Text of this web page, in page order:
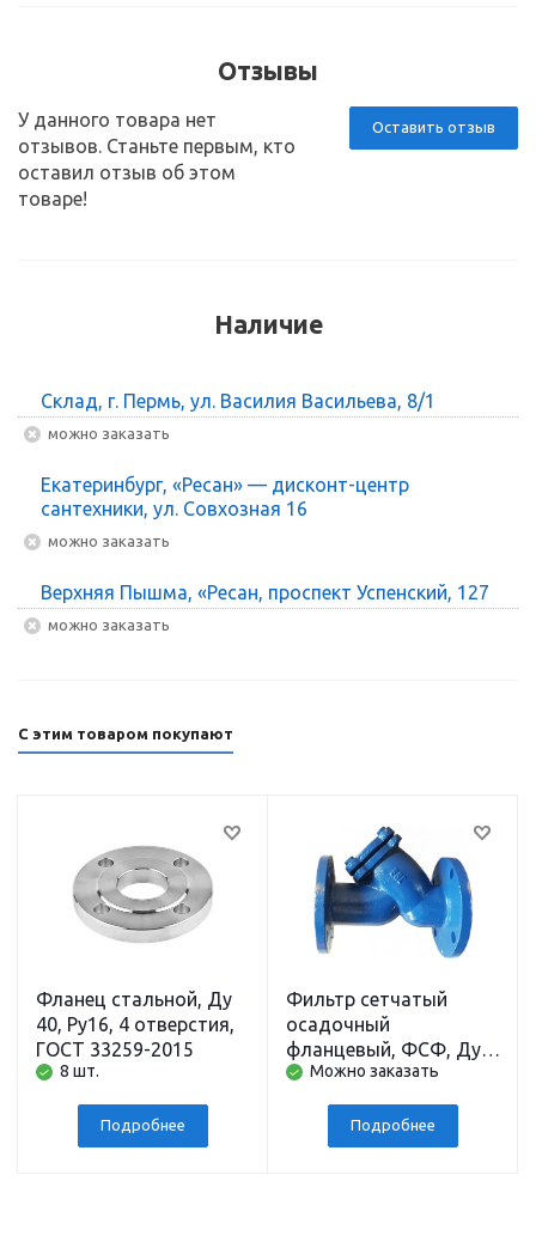
Отзывы
Оставить отзыв
У данного товара нет
отзывов. Станьте первым, кто
оставил отзыв об этом
товаре!
Наличие
Склад, г. Пермь, ул. Василия Васильева, 8/1
Можно заказать
Екатеринбург, «Ресан» — дисконт-центр
сантехники, ул. Совхозная 16
Можно заказать
Верхняя Пышма, «Ресан, проспект Успенский, 127
Можно заказать
С этим товаром покупают
Фланец стальной, Ду
40, Ру16, 4 отверстия,
ГОСТ 33259-2015
8 шт.
Подробнее
Фильтр сетчатый
осадочный
фланцевый, ФСФ, Ду
40, Ру16
Можно заказать
Подробнее